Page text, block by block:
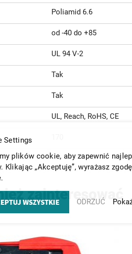
Poliamid 6.6
od -40 do +85
UL 94 V-2
Tak
Tak
UL, Reach, RoHS, CE
zainteresować
Settings
plików cookie, aby zapewnić
Klikając „Akceptuję”, wyrażasz
WSZYSTKIE ODRZUĆ